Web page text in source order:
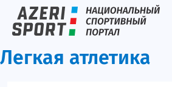
Легкая атлетика